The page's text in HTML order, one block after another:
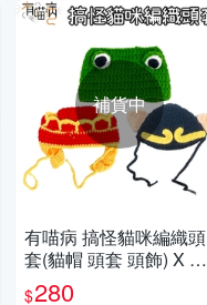
補貨中
有喵病 搞怪貓咪編織頭
套(貓帽 頭套 頭飾) X 1
入
$280